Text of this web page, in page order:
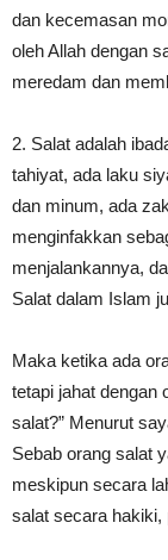
dan kecemasan
oleh Allah dengan
meredam dan
2. Salat adalah
tahiyat, ada laku
dan minum, ada
menginfakkan
menjalankannya,
Salat dalam Islam
Maka ketika ada
tetapi jahat dengan
salat?” Menurut
Sebab orang salat
meskipun secara
salat secara hakiki,